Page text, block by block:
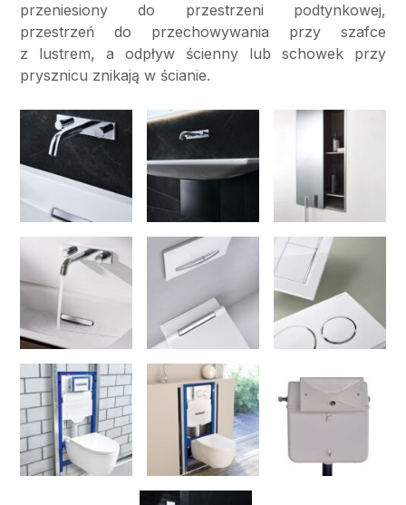
przeniesiony do przestrzeni podtynkowej,
przestrzeń do przechowywania przy szafce
z lustrem, a odpływ ścienny lub schowek przy
prysznicu znikają w ścianie.